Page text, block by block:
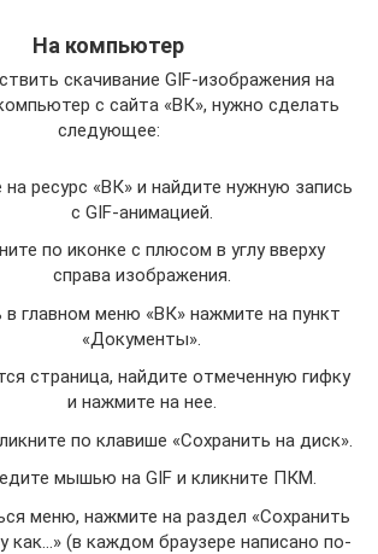
На компьютер
скачивание GIF-изображения на
с сайта «ВК», нужно сделать
следующее:
ресурс «ВК» и найдите нужную запись
с GIF-анимацией.
по иконке с плюсом в углу вверху
справа изображения.
в главном меню «ВК» нажмите на пункт
«Документы».
страница, найдите отмеченную гифку
и нажмите на нее.
по клавише «Сохранить на диск».
мышью на GIF и кликните ПКМ.
меню, нажмите на раздел «Сохранить
как…» (в каждом браузере написано по-